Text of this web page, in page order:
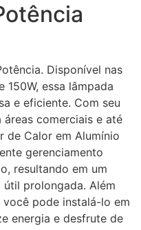
Disponível nas
150W, essa lâmpada
e eficiente. Com seu
comerciais e até
de Calor em Alumínio
gerenciamento
resultando em um
prolongada. Além
pode instalá-lo em
energia e desfrute de